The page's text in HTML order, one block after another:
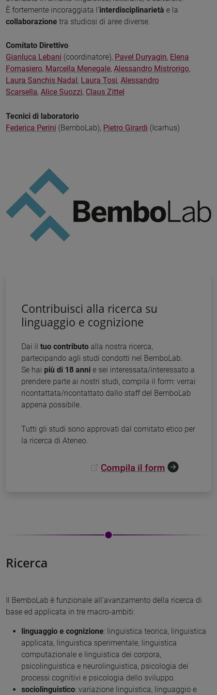
È fortemente incoraggiata l’interdisciplinarietà e la
collaborazione tra studiosi di aree diverse.
Comitato Direttivo
Gianluca Lebani (coordinatore), Pavel Duryagin, Elena
Fornasiero, Marcella Menegale, Alessandro Mistrorigo,
Laura Sanchis Nadal , Laura Tosi, Alessandro
Scarsella, Alice Suozzi, Claus Zittel
Tecnici di laboratorio
Federica Perini (BemboLab), Pietro Girardi (Icarhus)
Contribuisci alla ricerca su
linguaggio e cognizione
Dai il tuo contributo alla nostra ricerca,
partecipando agli studi condotti nel BemboLab.
Se hai più di 18 anni e sei interessata/interessato a
prendere parte ai nostri studi, compila il form: verrai
ricontattata/ricontattato dallo staff del BemboLab
appena possibile.
Tutti gli studi sono approvati dal comitato etico per
la ricerca di Ateneo.
Compila il form
Ricerca
Il BemboLab è funzionale all’avanzamento della ricerca di
base ed applicata in tre macro-ambiti:
linguaggio e cognizione: linguistica teorica, linguistica
applicata, linguistica sperimentale, linguistica
computazionale e linguistica dei corpora,
psicolinguistica e neurolinguistica, psicologia dei
processi cognitivi e psicologia dello sviluppo.
sociolinguistico: variazione linguistica, linguaggio e